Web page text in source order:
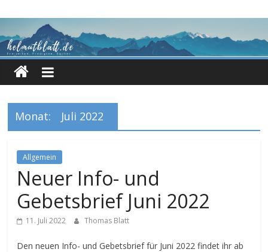
Inhalt
springen
Monat: Juli 2022
Allgemein
Neuer Info- und
Gebetsbrief Juni 2022
11. Juli 2022 Thomas Blatt
Den neuen Info- und Gebetsbrief für Juni 2022 findet ihr ab